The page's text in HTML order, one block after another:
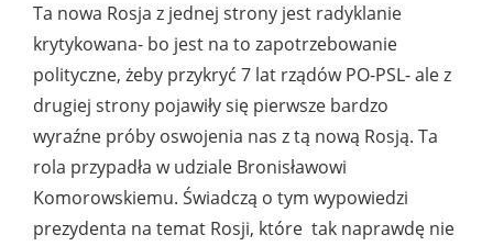
Ta nowa Rosja z jednej strony jest radyklanie
krytykowana- bo jest na to zapotrzebowanie
polityczne, żeby przykryć 7 lat rządów PO-PSL- ale z
drugiej strony pojawiły się pierwsze bardzo
wyraźne próby oswojenia nas z tą nową Rosją. Ta
rola przypadła w udziale Bronisławowi
Komorowskiemu. Świadczą o tym wypowiedzi
prezydenta na temat Rosji, które tak naprawdę nie